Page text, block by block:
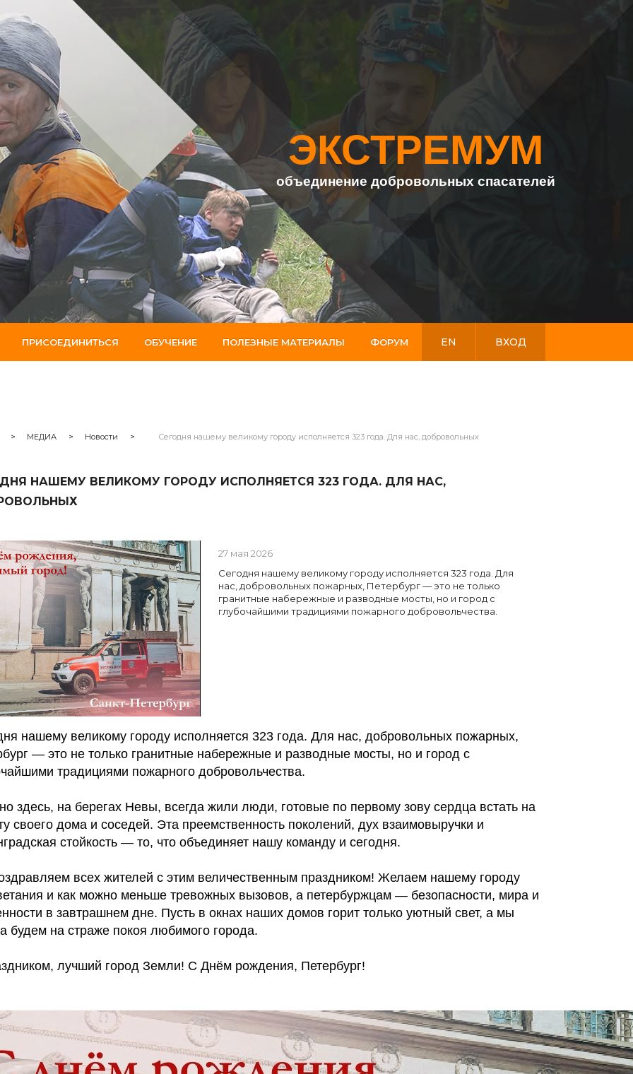
ЭКСТРЕМУМ
объединение добровольных спасателей
ПРИСОЕДИНИТЬСЯ ОБУЧЕНИЕ ПОЛЕЗНЫЕ МАТЕРИАЛЫ ФОРУМ EN ВХОД
> МЕДИА > Новости > Сегодня нашему великому городу исполняется 323 года. Для нас, добровольных
НАШЕМУ ВЕЛИКОМУ ГОРОДУ ИСПОЛНЯЕТСЯ 323 ГОДА. ДЛЯ НАС,
27 мая 2026
Сегодня нашему великому городу исполняется 323 года. Для
нас, добровольных пожарных, Петербург — это не только
гранитные набережные и разводные мосты, но и город с
глубочайшими традициями пожарного добровольчества.
нашему великому городу исполняется 323 года. Для нас, добровольных пожарных,
— это не только гранитные набережные и разводные мосты, но и город с
традициями пожарного добровольчества.
здесь, на берегах Невы, всегда жили люди, готовые по первому зову сердца встать на
своего дома и соседей. Эта преемственность поколений, дух взаимовыручки и
стойкость — то, что объединяет нашу команду и сегодня.
всех жителей с этим величественным праздником! Желаем нашему городу
и как можно меньше тревожных вызовов, а петербуржцам — безопасности, мира и
в завтрашнем дне. Пусть в окнах наших домов горит только уютный свет, а мы
будем на страже покоя любимого города.
лучший город Земли! С Днём рождения, Петербург!